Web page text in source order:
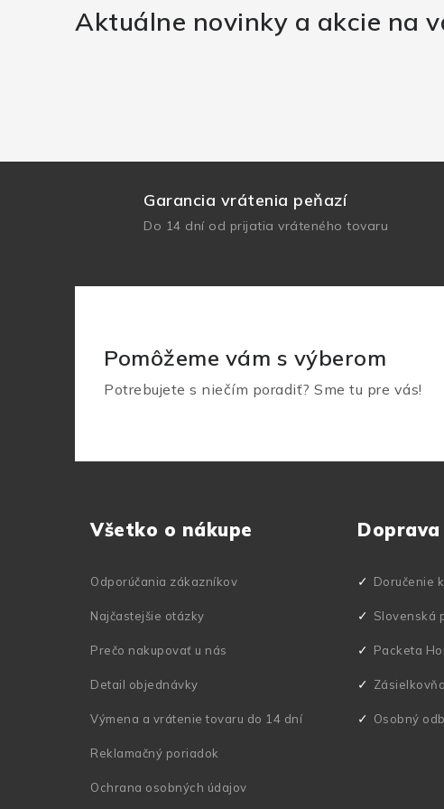
Aktuálne novinky a akcie na
Garancia vrátenia peňazí
Do 14 dní od prijatia vráteného tovaru
Pomôžeme vám s výberom
Potrebujete s niečím poradiť? Sme tu pre vás!
Všetko o nákupe
Odporúčania zákazníkov
Najčastejšie otázky
Prečo nakupovať u nás
Detail objednávky
Výmena a vrátenie tovaru do 14 dní
Reklamačný poriadok
Ochrana osobných údajov
Doprava
Doručenie
Slovenská
Packeta
Zásielkovňa
Osobný